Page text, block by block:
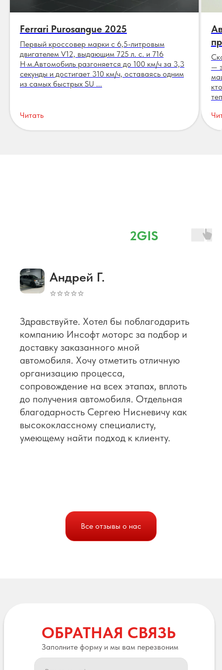
Ferrari Purosangue 2025
Первый кроссовер марки с 6,5-литровым
двигателем V12, выдающим 725 л. с. и 716
Н·м.Автомобиль разгоняется до 100 км/ч за 3,3
секунды и достигает 310 км/ч, оставаясь одним
из самых быстрых SU ...
Читать
—
2GIS
Андрей Г.
⭐⭐⭐⭐⭐
Здравствуйте. Хотел бы поблагодарить
компанию Инсофт моторс за подбор и
доставку заказанного мной
автомобиля. Хочу отметить отличную
организацию процесса,
сопровождение на всех этапах, вплоть
до получения автомобиля. Отдельная
благодарность Сергею Нисневичу как
высококлассному специалисту,
умеющему найти подход к клиенту.
Все отзывы о нас
ОБРАТНАЯ СВЯЗЬ
Заполните форму и мы вам перезвоним